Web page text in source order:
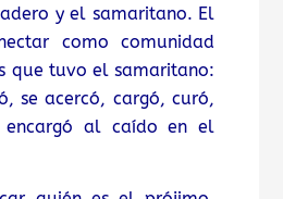
y el samaritano. El
como comunidad
que tuvo el samaritano:
se acercó, cargó, curó,
encargó al caído en el